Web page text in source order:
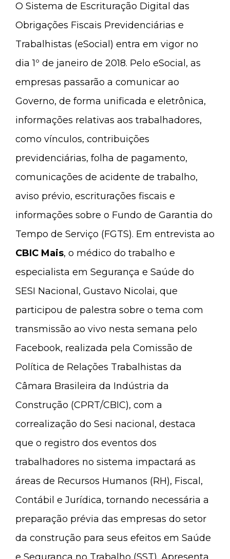
O Sistema de Escrituração Digital das
Obrigações Fiscais Previdenciárias e
Trabalhistas (eSocial) entra em vigor no
dia 1º de janeiro de 2018. Pelo eSocial, as
empresas passarão a comunicar ao
Governo, de forma unificada e eletrônica,
informações relativas aos trabalhadores,
como vínculos, contribuições
previdenciárias, folha de pagamento,
comunicações de acidente de trabalho,
aviso prévio, escriturações fiscais e
informações sobre o Fundo de Garantia do
Tempo de Serviço (FGTS). Em entrevista ao
CBIC Mais, o médico do trabalho e
especialista em Segurança e Saúde do
SESI Nacional, Gustavo Nicolai, que
participou de palestra sobre o tema com
transmissão ao vivo nesta semana pelo
Facebook, realizada pela Comissão de
Política de Relações Trabalhistas da
Câmara Brasileira da Indústria da
Construção (CPRT/CBIC), com a
correalização do Sesi nacional, destaca
que o registro dos eventos dos
trabalhadores no sistema impactará as
áreas de Recursos Humanos (RH), Fiscal,
Contábil e Jurídica, tornando necessária a
preparação prévia das empresas do setor
da construção para seus efeitos em Saúde